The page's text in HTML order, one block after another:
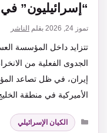
“إسرائيليون”
تموز 24, 2026 بقلم الناشر
تتزايد داخل المؤسسة
الجدوى الفعلية من
إيران، في ظل تصاعد
الأميركية في منطقة
التصنيفات
الكيان الإسرائيلي